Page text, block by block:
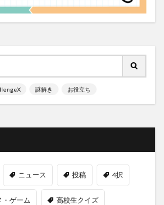
謎解き お役立ち
ニュース 投稿 4択
・ゲーム 高校生クイズ